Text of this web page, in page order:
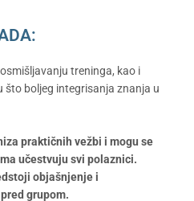
treninga, kao i
što boljeg integrisanja znanja u
praktičnih vežbi i mogu se
učestvuju svi polaznici.
objašnjenje i
grupom.